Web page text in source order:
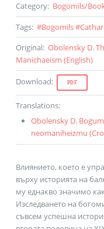
Category: Bogomils/
Tags: #Bogomils#
Original: Obolensky D.
Manichaeism (English)
Download: PDF
Translations:
Obolensky D.
neomaniheizmu (
Влиянието, което е
върху историята на
му еднакво значимо
Изследването на
съвсем успешна